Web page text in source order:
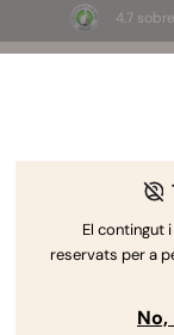
4.7
El contingut
reservats per a